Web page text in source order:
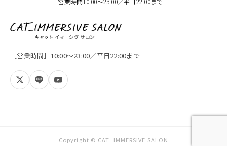
［営業時間］10:00〜23:00／平日22:00まで
Copyright © CAT_IMMERSIVE SALON